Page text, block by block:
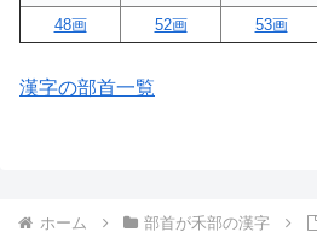
48画
52画 53画
漢字の部首一覧
ホーム 部首が禾部の漢字